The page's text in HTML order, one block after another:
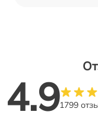
4.91799